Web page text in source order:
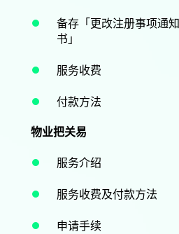
备存「更改注册事项通知
书」
服务收费
付款方法
物业把关易
服务介绍
服务收费及付款方法
申请手续